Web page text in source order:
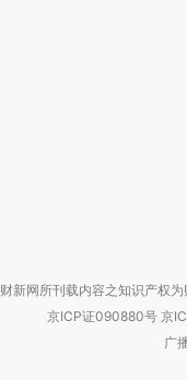
财新网所刊载内容之知识产权
京ICP证090880号 京
广